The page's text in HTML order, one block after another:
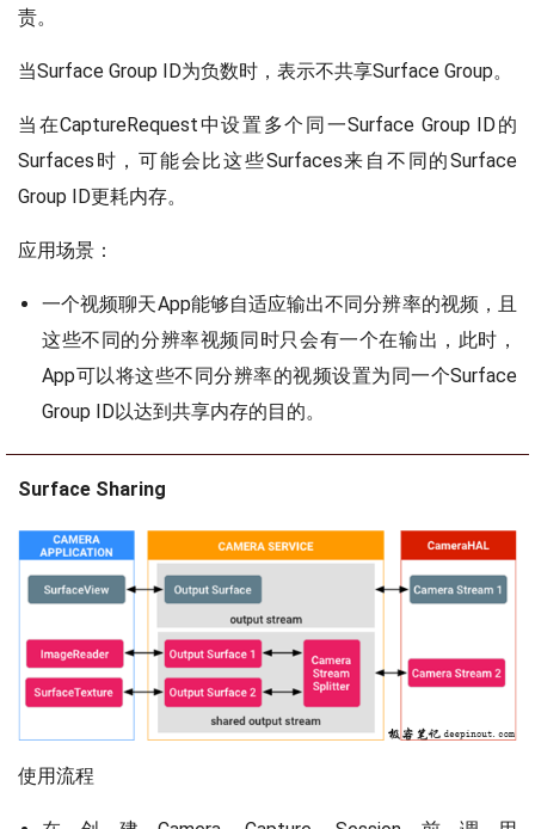
责。
当Surface Group ID为负数时，表示不共享Surface Group。
当在CaptureRequest中设置多个同一Surface Group ID的
Surfaces时，可能会比这些Surfaces来自不同的Surface
Group ID更耗内存。
应用场景：
一个视频聊天App能够自适应输出不同分辨率的视频，且
这些不同的分辨率视频同时只会有一个在输出，此时，
App可以将这些不同分辨率的视频设置为同一个Surface
Group ID以达到共享内存的目的。
Surface Sharing
使用流程